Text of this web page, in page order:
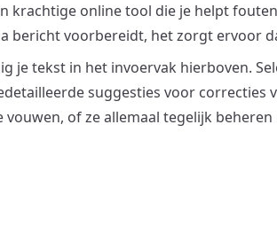
krachtige online tool die je helpt
bericht voorbereidt, het zorgt ervoor
je tekst in het invoervak hierboven.
suggesties voor correcties
of ze allemaal tegelijk